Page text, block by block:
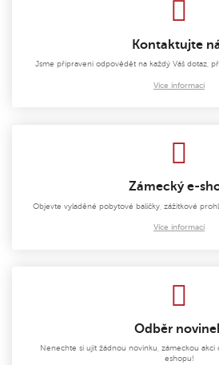
Kontaktujte
Jsme připraveni odpovědět na každý Váš dotaz,
Více informací
Zámecký e-
Objevte vyladěné pobytové balíčky, zážitkové
Více informací
Odběr
Nenechte si ujít žádnou novinku, zámeckou akci
eshopu!